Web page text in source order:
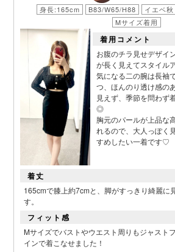
■スペック表
身長:165cm B83/W65/H88 イエベ秋
Mサイズ着用
着用コメント
お腹のチラ見せデザイ
が長く見えてスタイル
気になる二の腕は長袖
つ、ほんのり透け感の
見えず、季節を問わず
◎
胸元のパールが上品な
れるので、大人っぽく
すめしたい一着です♡
着丈
165cmで膝上約7cmと、脚がすっきり綺麗に
す。
フィット感
Mサイズでバストやウエスト周りもジャスト
インで着こなせました！